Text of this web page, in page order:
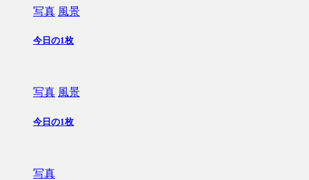
写真 風景
今日の1枚
写真 風景
今日の1枚
写真